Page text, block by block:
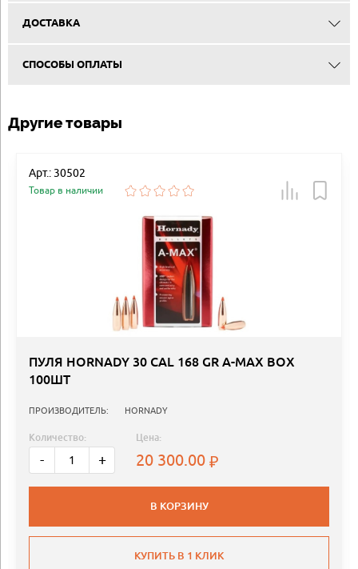
ДОСТАВКА
СПОСОБЫ ОПЛАТЫ
Другие товары
Арт.: 30502
Товар в наличии
ПУЛЯ HORNADY 30 CAL 168 GR A-MAX BOX
100ШТ
ПРОИЗВОДИТЕЛЬ: HORNADY
Количество:
- +
Цена:
20 300.00
В КОРЗИНУ
КУПИТЬ В 1 КЛИК